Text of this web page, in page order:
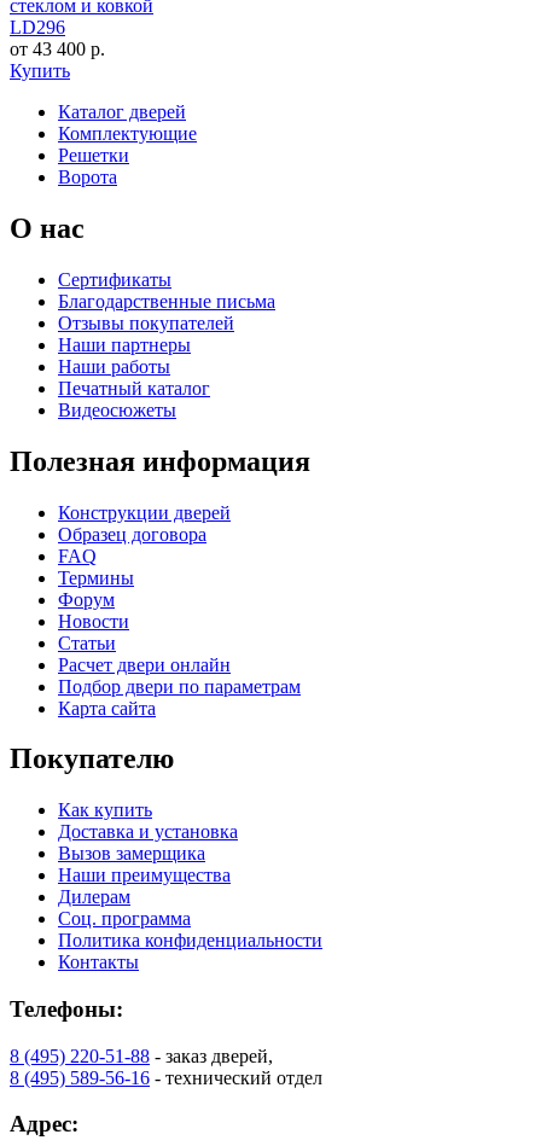
LD296
от 43 400 р.
Купить
Каталог дверей
Комплектующие
Решетки
Ворота
О нас
Сертификаты
Благодарственные письма
Отзывы покупателей
Наши партнеры
Наши работы
Печатный каталог
Видеосюжеты
Полезная информация
Конструкции дверей
Образец договора
FAQ
Термины
Форум
Новости
Статьи
Расчет двери онлайн
Подбор двери по параметрам
Карта сайта
Покупателю
Как купить
Доставка и установка
Вызов замерщика
Наши преимущества
Дилерам
Соц. программа
Политика конфиденциальности
Контакты
Телефоны:
8 (495) 220-51-88 - заказ дверей,
8 (495) 589-56-16 - технический отдел
Адрес: